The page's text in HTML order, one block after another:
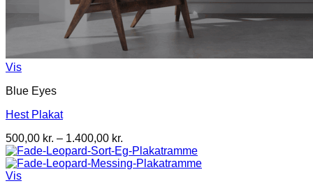
Vis
Blue Eyes
Hest Plakat
500,00 kr. – 1.400,00 kr.
500,00 kr.
til
Vis